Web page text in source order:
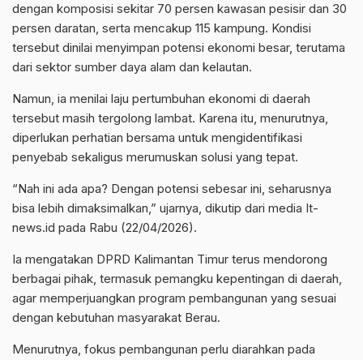
dengan komposisi sekitar 70 persen kawasan pesisir dan 30
persen daratan, serta mencakup 115 kampung. Kondisi
tersebut dinilai menyimpan potensi ekonomi besar, terutama
dari sektor sumber daya alam dan kelautan.
Namun, ia menilai laju pertumbuhan ekonomi di daerah
tersebut masih tergolong lambat. Karena itu, menurutnya,
diperlukan perhatian bersama untuk mengidentifikasi
penyebab sekaligus merumuskan solusi yang tepat.
“Nah ini ada apa? Dengan potensi sebesar ini, seharusnya
bisa lebih dimaksimalkan,” ujarnya, dikutip dari media It-
news.id pada Rabu (22/04/2026).
Ia mengatakan DPRD Kalimantan Timur terus mendorong
berbagai pihak, termasuk pemangku kepentingan di daerah,
agar memperjuangkan program pembangunan yang sesuai
dengan kebutuhan masyarakat Berau.
Menurutnya, fokus pembangunan perlu diarahkan pada